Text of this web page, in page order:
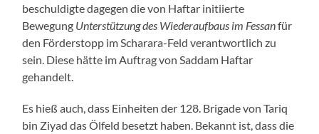
beschuldigte dagegen die von Haftar initiierte
Bewegung Unterstützung des Wiederaufbaus im Fessanfür
den Förderstopp im Scharara-Feld verantwortlich zu
sein. Diese hätte im Auftrag von Saddam Haftar
gehandelt.
Es hieß auch, dass Einheiten der 128. Brigade von Tariq
bin Ziyad das Ölfeld besetzt haben. Bekannt ist, dass die